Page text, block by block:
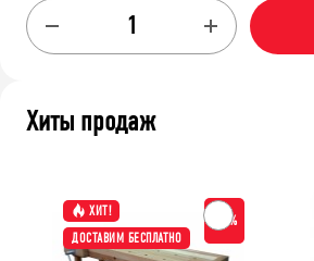
Хиты продаж
ХИТ!
ДОСТАВИМ БЕСПЛАТНО
-15%